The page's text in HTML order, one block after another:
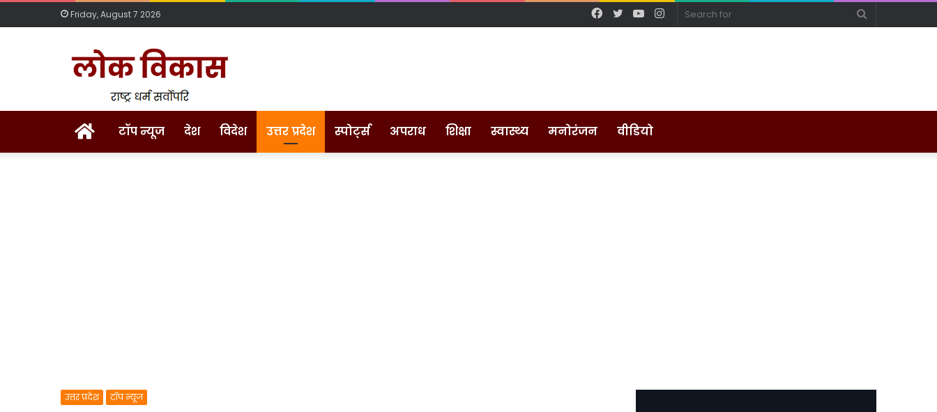
Friday, August 7 2026 Instagram
YouTube
Twitter
Facebook
Homeटॉप न्यूज देश विदेश उत्तर प्रदेश स्पोर्ट्स अपराध शिक्षा स्वास्थ्य मनोरंजन वीडियो
उत्तर प्रदेश टॉप न्यूज